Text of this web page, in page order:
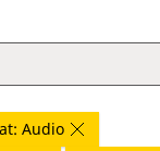
Audio